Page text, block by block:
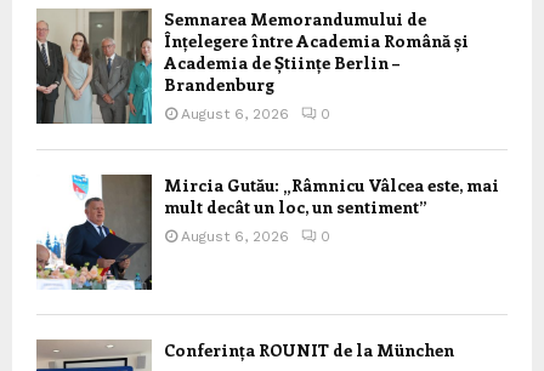
Semnarea Memorandumului de
Înțelegere între Academia Română și
Academia de Științe Berlin –
Brandenburg
August 6, 2026 0
Mircia Gutău: „Râmnicu Vâlcea este, mai
mult decât un loc, un sentiment”
August 6, 2026 0
Conferința ROUNIT de la München